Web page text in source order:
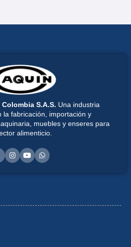
S.A.S. Una industria
la fabricación, importación y
muebles y enseres para
alimenticio.